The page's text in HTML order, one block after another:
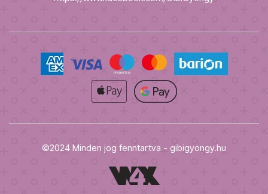
©2024 Minden jog fenntartva - gibigyongy.hu